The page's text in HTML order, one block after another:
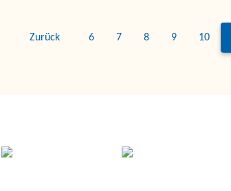
Zurück 6 7 8 9 10